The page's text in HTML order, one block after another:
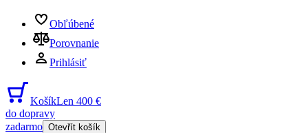
Obľúbené
Porovnanie
Prihlásiť
KošíkLen 400 €
do dopravy
zadarmo Otevřít košík